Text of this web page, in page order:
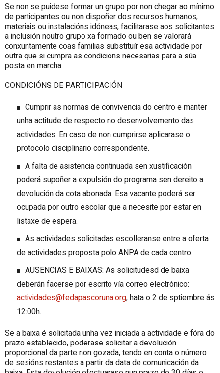
Se non se puidese formar un grupo por non chegar ao mínimo
de participantes ou non dispoñer dos recursos humanos,
materiais ou instalacións idóneas, facilitarase aos solicitantes
a inclusión noutro grupo xa formado ou ben se valorará
conxuntamente coas familias substituír esa actividade por
outra que si cumpra as condicións necesarias para a súa
posta en marcha.
CONDICIÓNS DE PARTICIPACIÓN
Cumprir as normas de convivencia do centro e manter
unha actitude de respecto no desenvolvemento das
actividades. En caso de non cumprirse aplicarase o
protocolo disciplinario correspondente.
A falta de asistencia continuada sen xustificación
poderá supoñer a expulsión do programa sen dereito a
devolución da cota abonada. Esa vacante poderá ser
ocupada por outro escolar que a necesite por estar en
listaxe de espera.
As actividades solicitadas escolleranse entre a oferta
de actividades proposta polo ANPA de cada centro.
AUSENCIAS E BAIXAS: As solicitudesd de baixa
deberán facerse por escrito vía correo electrónico:
actividades@fedapascoruna.org, hata o 2 de sptiembre ás
12:00h.
Se a baixa é solicitada unha vez iniciada a actividade e fóra do
prazo establecido, poderase solicitar a devolución
proporcional da parte non gozada, tendo en conta o número
de sesións restantes a partir da data de comunicación da